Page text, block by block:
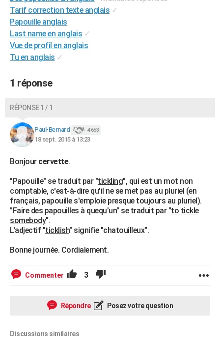
Destinations
City break
Voyage nature
Voyage de noces
Forum
Climat
+PHOTO
GUIDES D'ACHAT
BONS PLANS
Carte de Noël
Carte Bonne année
Carte Saint-Valentin
Carte Pâques
Carte d'anniversaire
Dictionnaire
Biographies
Citations
Expressions
Proverbes
PROGRAMME TV
COPAINS D'AVANT
S'inscrire
Se connecter
Lycées
Collèges
Primaires
Universités
Entreprises
Service militaire
Avis de recherche
Bricolage
Lifestyle
Culture
Sport
Auto
Television
Voyage
Cinema
Tarif correction texte anglais ✓
Papouille anglais
Last name en anglais ✓
Vue de profil en anglais
Tu en anglais ✓
1 réponse
RÉPONSE 1 / 1
Paul-Bernard 4 653
18 sept. 2015 à 13:23
Bonjour cervette.
"Papouille" se traduit par "tickling", qui est un mot non
comptable, c'est-à-dire qu'il ne se met pas au pluriel (en
français, papouille s'emploie presque toujours au pluriel).
"Faire des papouilles à quequ'un" se traduit par "to tickle
somebody".
L'adjectif "ticklish" signifie "chatouilleux".
Bonne journée. Cordialement.
Commenter 3
Répondre Posez votre question
Discussions similaires